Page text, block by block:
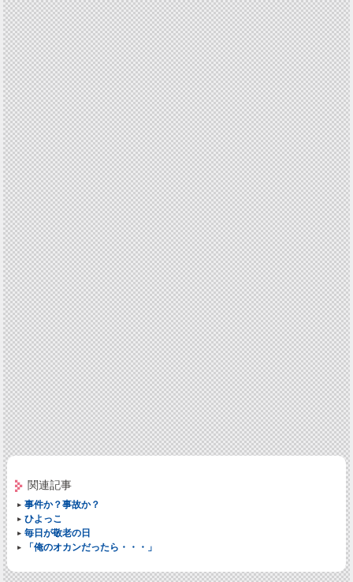
関連記事
事件か？事故か？
ひよっこ
毎日が敬老の日
「俺のオカンだったら・・・」